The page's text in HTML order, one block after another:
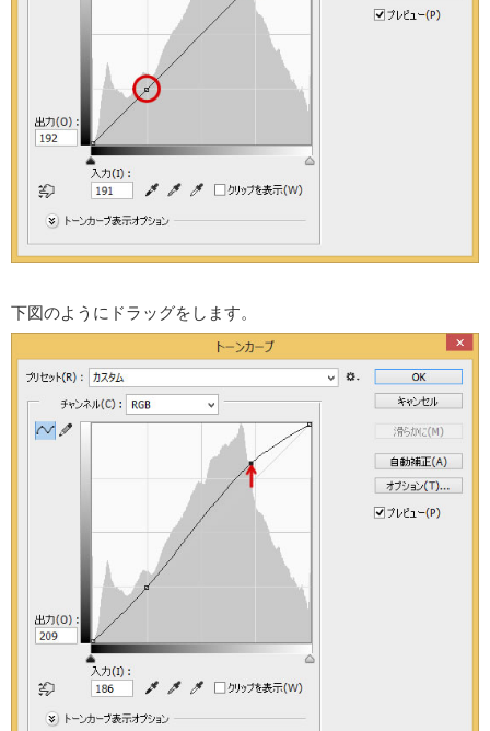
下図のようにドラッグをします。